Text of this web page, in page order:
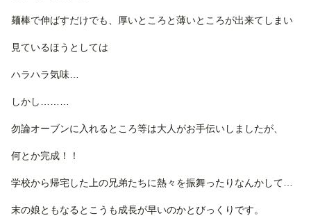
麺棒で伸ばすだけでも、厚いところと薄いところが出来てしまい
見ているほうとしては
ハラハラ気味…
しかし………
勿論オーブンに入れるところ等は大人がお手伝いしましたが、
何とか完成！！
学校から帰宅した上の兄弟たちに熱々を振舞ったりなんかして…
末の娘ともなるとこうも成長が早いのかとびっくりです。